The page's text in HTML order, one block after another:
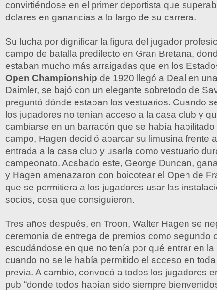
convirtiéndose en el primer deportista que
dolares en ganancias a lo largo de su carrera.
Su lucha por dignificar la figura del jugador
campo de batalla predilecto en Gran Bretaña,
estaban mucho más arraigadas que en los
Open Championship de 1920 llegó a Deal en
Daimler, se bajó con un elegante sobretodo de
preguntó dónde estaban los vestuarios. Cuando
los jugadores no tenían acceso a la casa club y
cambiarse en un barracón que se había habilitado
campo, Hagen decidió aparcar su limusina frente
entrada a la casa club y usarla como vestuario
campeonato. Acabado este, George Duncan,
y Hagen amenazaron con boicotear el Open de
que se permitiera a los jugadores usar las
socios, cosa que consiguieron.
Tres años después, en Troon, Walter Hagen se
ceremonia de entrega de premios como segundo
escudándose en que no tenía por qué entrar en la
cuando no se le había permitido el acceso en
previa. A cambio, convocó a todos los jugadores
pub “donde todos habían sido siempre